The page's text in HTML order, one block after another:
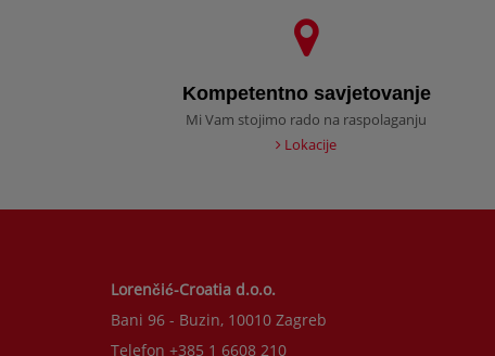
Kompetentno savjetovanje
Mi Vam stojimo rado na raspolaganju
Lokacije
Lorenčić-Croatia d.o.o.
Bani 96 - Buzin, 10010 Zagreb
Telefon +385 1 6608 210